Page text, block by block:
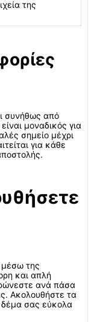
της
συνήθως από
μοναδικός για
σημείο μέχρι
για κάθε
της
και απλή
ανά πάσα
Ακολουθήστε τα
δέμα σας εύκολα